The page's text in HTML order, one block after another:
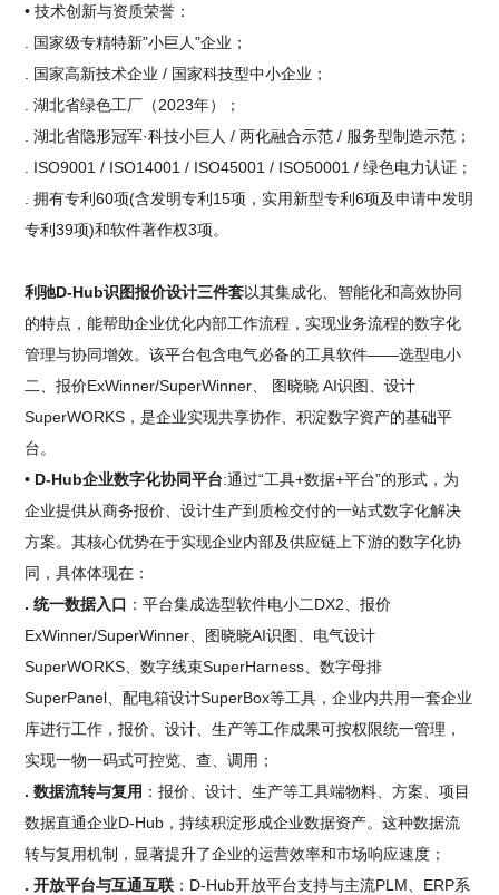
• 技术创新与资质荣誉：
. 国家级专精特新"小巨人"企业；
. 国家高新技术企业 / 国家科技型中小企业；
. 湖北省绿色工厂（2023年）；
. 湖北省隐形冠军·科技小巨人 / 两化融合示范 / 服务型制造示范；
. ISO9001 / ISO14001 / ISO45001 / ISO50001 / 绿色电力认证；
. 拥有专利60项(含发明专利15项，实用新型专利6项及申请中发明
专利39项)和软件著作权3项。
利驰D-Hub识图报价设计三件套以其集成化、智能化和高效协同
的特点，能帮助企业优化内部工作流程，实现业务流程的数字化
管理与协同增效。该平台包含电气必备的工具软件——选型电小
二、报价ExWinner/SuperWinner、 图晓晓 AI识图、设计
SuperWORKS，是企业实现共享协作、积淀数字资产的基础平
台。
• D-Hub企业数字化协同平台:通过“工具+数据+平台”的形式，为
企业提供从商务报价、设计生产到质检交付的一站式数字化解决
方案。其核心优势在于实现企业内部及供应链上下游的数字化协
同，具体体现在：
. 统一数据入口 ：平台集成选型软件电小二DX2、报价
ExWinner/SuperWinner、图晓晓AI识图、电气设计
SuperWORKS、数字线束SuperHarness、数字母排
SuperPanel、配电箱设计SuperBox等工具，企业内共用一套企业
库进行工作，报价、设计、生产等工作成果可按权限统一管理，
实现一物一码式可控览、查、调用；
. 数据流转与复用 ：报价、设计、生产等工具端物料、方案、项目
数据直通企业D-Hub，持续积淀形成企业数据资产。这种数据流
转与复用机制，显著提升了企业的运营效率和市场响应速度；
. 开放平台与互通互联 ：D-Hub开放平台支持与主流PLM、ERP系